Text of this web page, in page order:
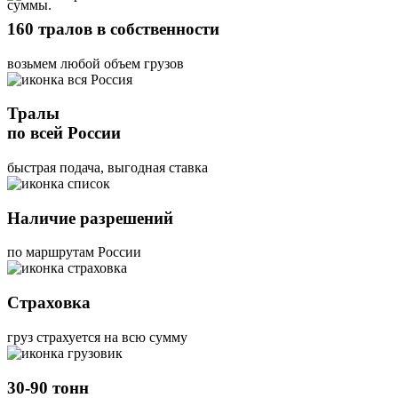
суммы.
160 тралов в собственности
возьмем любой объем грузов
Тралы
по всей России
быстрая подача, выгодная ставка
Наличие разрешений
по маршрутам России
Страховка
груз страхуется на всю сумму
30-90 тонн